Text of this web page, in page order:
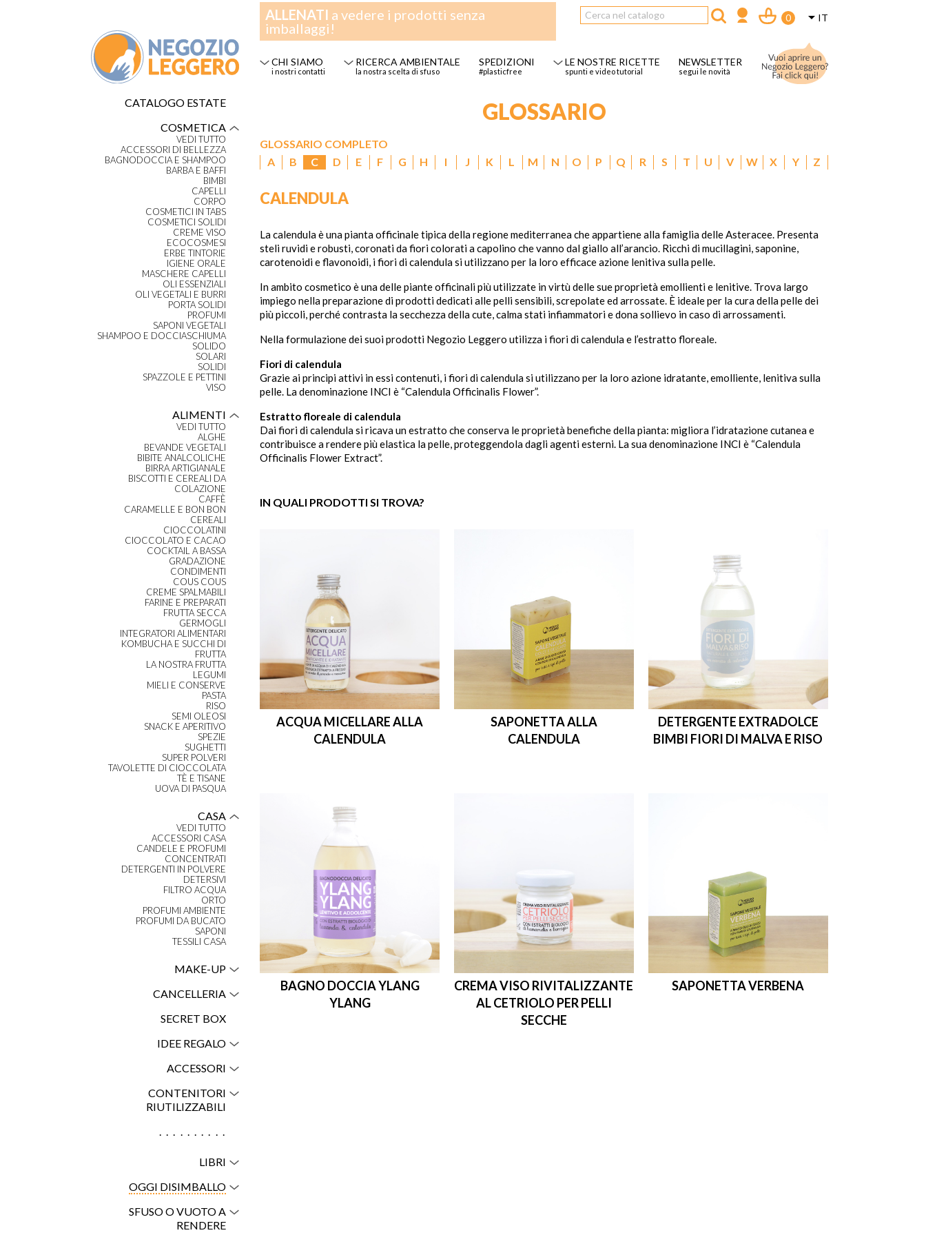
IT
shopping_cart
0


ALLENATI a vedere i prodotti senza
imballaggi!
CHI SIAMO
i nostri contatti
RICERCA AMBIENTALE
la nostra scelta di sfuso
SPEDIZIONI
#plasticfree
LE NOSTRE RICETTE
spunti e video tutorial
NEWSLETTER
segui le novità
CATALOGO ESTATE
COSMETICA
VEDI TUTTO
ACCESSORI DI BELLEZZA
BAGNODOCCIA E SHAMPOO
BARBA E BAFFI
BIMBI
CAPELLI
CORPO
COSMETICI IN TABS
COSMETICI SOLIDI
CREME VISO
ECOCOSMESI
ERBE TINTORIE
IGIENE ORALE
MASCHERE CAPELLI
OLI ESSENZIALI
OLI VEGETALI E BURRI
PORTA SOLIDI
PROFUMI
SAPONI VEGETALI
SHAMPOO E DOCCIASCHIUMA
SOLIDO
SOLARI
SOLIDI
SPAZZOLE E PETTINI
VISO
ALIMENTI
VEDI TUTTO
ALGHE
BEVANDE VEGETALI
BIBITE ANALCOLICHE
BIRRA ARTIGIANALE
BISCOTTI E CEREALI DA
COLAZIONE
CAFFÈ
CARAMELLE E BON BON
CEREALI
CIOCCOLATINI
CIOCCOLATO E CACAO
COCKTAIL A BASSA
GRADAZIONE
CONDIMENTI
COUS COUS
CREME SPALMABILI
FARINE E PREPARATI
FRUTTA SECCA
GERMOGLI
INTEGRATORI ALIMENTARI
KOMBUCHA E SUCCHI DI
FRUTTA
LA NOSTRA FRUTTA
LEGUMI
MIELI E CONSERVE
PASTA
RISO
SEMI OLEOSI
SNACK E APERITIVO
SPEZIE
SUGHETTI
SUPER POLVERI
TAVOLETTE DI CIOCCOLATA
TÈ E TISANE
UOVA DI PASQUA
CASA
VEDI TUTTO
ACCESSORI CASA
CANDELE E PROFUMI
CONCENTRATI
DETERGENTI IN POLVERE
DETERSIVI
FILTRO ACQUA
ORTO
PROFUMI AMBIENTE
PROFUMI DA BUCATO
SAPONI
TESSILI CASA
MAKE-UP
CANCELLERIA
SECRET BOX
IDEE REGALO
ACCESSORI
CONTENITORI
RIUTILIZZABILI
..........
LIBRI
OGGI DISIMBALLO
SFUSO O VUOTO A
RENDERE
GLOSSARIO
GLOSSARIO COMPLETO
A
B C D E F G H I J K L M N O P Q R S T U V W X Y Z
CALENDULA
La calendula è una pianta officinale tipica della regione mediterranea che appartiene alla famiglia delle Asteracee. Presenta
steli ruvidi e robusti, coronati da fiori colorati a capolino che vanno dal giallo all’arancio. Ricchi di mucillagini, saponine,
carotenoidi e flavonoidi, i fiori di calendula si utilizzano per la loro efficace azione lenitiva sulla pelle.
In ambito cosmetico è una delle piante officinali più utilizzate in virtù delle sue proprietà emollienti e lenitive. Trova largo
impiego nella preparazione di prodotti dedicati alle pelli sensibili, screpolate ed arrossate. È ideale per la cura della pelle dei
più piccoli, perché contrasta la secchezza della cute, calma stati infiammatori e dona sollievo in caso di arrossamenti.
Nella formulazione dei suoi prodotti Negozio Leggero utilizza i fiori di calendula e l’estratto floreale.
Fiori di calendula
Grazie ai principi attivi in essi contenuti, i fiori di calendula si utilizzano per la loro azione idratante, emolliente, lenitiva sulla
pelle. La denominazione INCI è “Calendula Officinalis Flower”.
Estratto floreale di calendula
Dai fiori di calendula si ricava un estratto che conserva le proprietà benefiche della pianta: migliora l’idratazione cutanea e
contribuisce a rendere più elastica la pelle, proteggendola dagli agenti esterni. La sua denominazione INCI è “Calendula
Officinalis Flower Extract”.
IN QUALI PRODOTTI SI TROVA?
ACQUA MICELLARE ALLA
CALENDULA
SAPONETTA ALLA
CALENDULA
DETERGENTE EXTRADOLCE
BIMBI FIORI DI MALVA E RISO
BAGNO DOCCIA YLANG
YLANG
CREMA VISO RIVITALIZZANTE
AL CETRIOLO PER PELLI
SECCHE
SAPONETTA VERBENA